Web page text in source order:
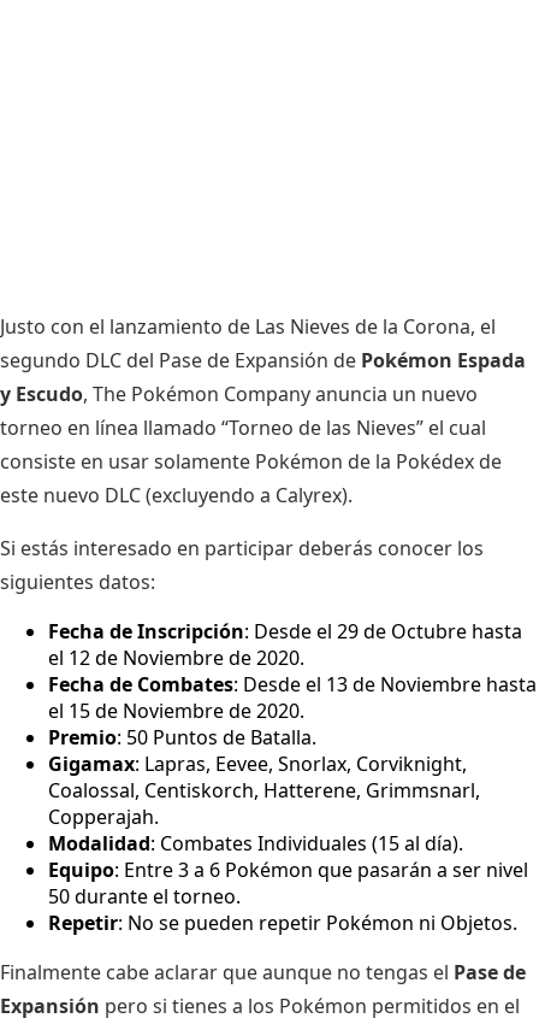
Justo con el lanzamiento de Las Nieves de la Corona, el
segundo DLC del Pase de Expansión de Pokémon Espada
y Escudo, The Pokémon Company anuncia un nuevo
torneo en línea llamado “Torneo de las Nieves” el cual
consiste en usar solamente Pokémon de la Pokédex de
este nuevo DLC (excluyendo a Calyrex).
Si estás interesado en participar deberás conocer los
siguientes datos:
Fecha de Inscripción: Desde el 29 de Octubre hasta
el 12 de Noviembre de 2020.
Fecha de Combates: Desde el 13 de Noviembre hasta
el 15 de Noviembre de 2020.
Premio: 50 Puntos de Batalla.
Gigamax: Lapras, Eevee, Snorlax, Corviknight,
Coalossal, Centiskorch, Hatterene, Grimmsnarl,
Copperajah.
Modalidad: Combates Individuales (15 al día).
Equipo: Entre 3 a 6 Pokémon que pasarán a ser nivel
50 durante el torneo.
Repetir: No se pueden repetir Pokémon ni Objetos.
Finalmente cabe aclarar que aunque no tengas el Pase de
Expansión pero si tienes a los Pokémon permitidos en el